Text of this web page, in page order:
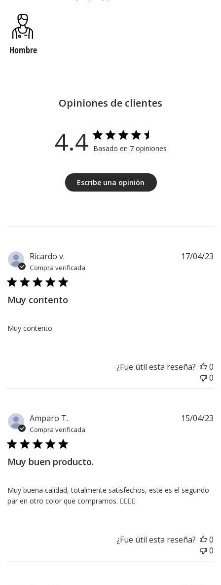
Hombre
Opiniones de clientes
4.4 Basado en 7 opiniones
Escribe una opinión
Ricardo v.
Compra verificada
Muy contento
Muy contento
17/04/23
¿Fue útil esta reseña?
0
0
Amparo T.
Compra verificada
Muy buen producto.
Muy buena calidad, totalmente satisfechos, este es el segundo
par en otro color que compramos. 👍🏽👍🏽
15/04/23
¿Fue útil esta reseña?
0
0